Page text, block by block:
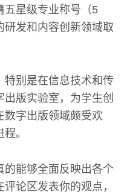
五星级专业称号（5
发和内容创新领域取
特别是在信息技术和传
版实验室，为学生创
数字出版领域颇受欢
。
的能够全面反映出各个
论区发表你的观点，